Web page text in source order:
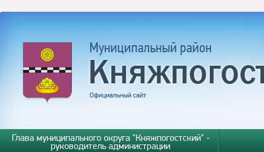
Глава муниципального округа "Княжпогостский" -
руководитель администрации